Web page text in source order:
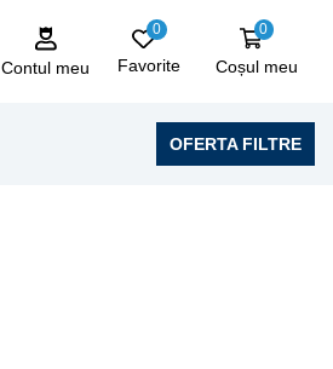
Contul meu
0
Favorite
0
Coșul meu
OFERTA FILTRE